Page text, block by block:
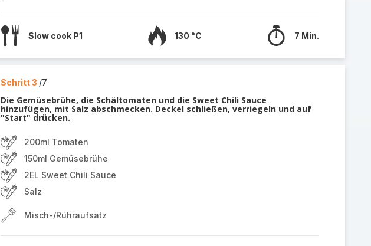
Slow cook P1 130 °C 7 Min.
Schritt 3 /7
Die Gemüsebrühe, die Schältomaten und die Sweet Chili Sauce
hinzufügen, mit Salz abschmecken. Deckel schließen, verriegeln und auf
"Start" drücken.
200ml Tomaten
150ml Gemüsebrühe
2EL Sweet Chili Sauce
Salz
Misch-/Rühraufsatz